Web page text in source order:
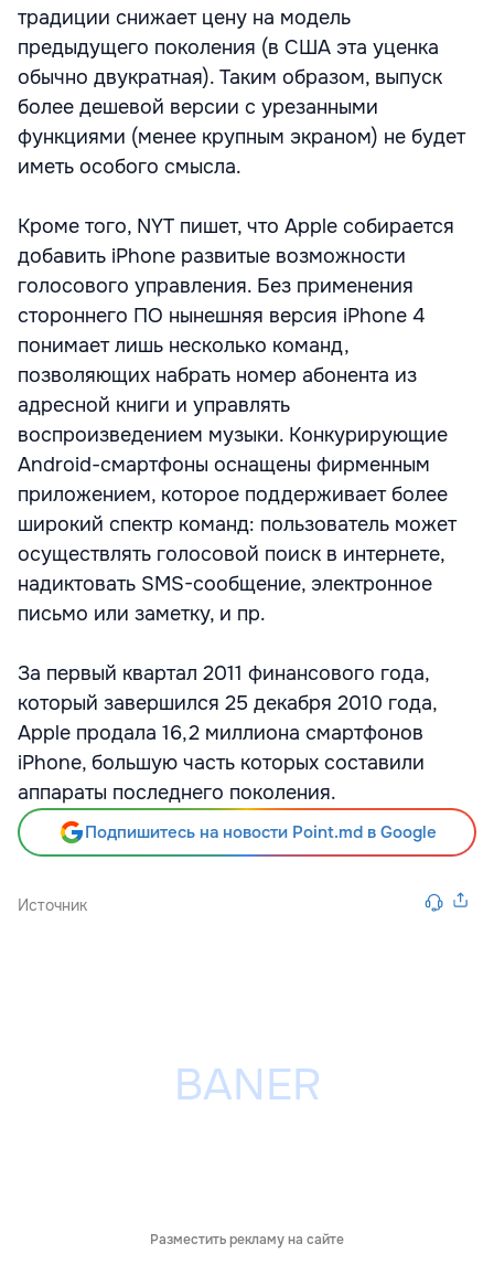
традиции снижает цену на модель
предыдущего поколения (в США эта уценка
обычно двукратная). Таким образом, выпуск
более дешевой версии с урезанными
функциями (менее крупным экраном) не будет
иметь особого смысла.
Кроме того, NYT пишет, что Apple собирается
добавить iPhone развитые возможности
голосового управления. Без применения
стороннего ПО нынешняя версия iPhone 4
понимает лишь несколько команд,
позволяющих набрать номер абонента из
адресной книги и управлять
воспроизведением музыки. Конкурирующие
Android-смартфоны оснащены фирменным
приложением, которое поддерживает более
широкий спектр команд: пользователь может
осуществлять голосовой поиск в интернете,
надиктовать SMS-сообщение, электронное
письмо или заметку, и пр.
За первый квартал 2011 финансового года,
который завершился 25 декабря 2010 года,
Apple продала 16,2 миллиона смартфонов
iPhone, большую часть которых составили
аппараты последнего поколения.
Подпишитесь на новости Point.md в Google
Источник
Разместить рекламу на сайте